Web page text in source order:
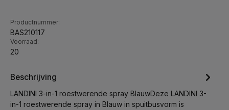
Productnummer:
BAS210117
Voorraad:
20
Beschrijving
LANDINI 3-in-1 roestwerende spray BlauwDeze LANDINI 3-
in-1 roestwerende spray in Blauw in spuitbusvorm is